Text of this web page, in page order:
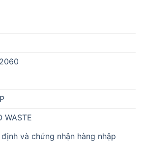
WASTE
và chứng nhận hàng nhập